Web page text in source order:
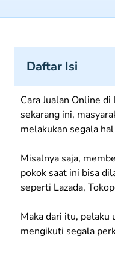
Cara Jualan Online
sekarang ini,
melakukan segala
Misalnya saja,
pokok saat ini bisa
seperti Lazada,
Maka dari itu,
mengikuti segala
Daftar Isi